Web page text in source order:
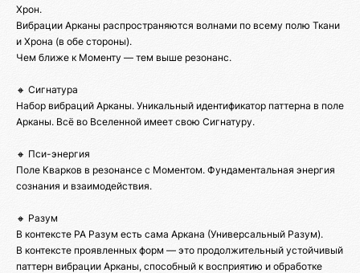
Хрон.
Вибрации Арканы распространяются волнами по всему полю Ткани
и Хрона (в обе стороны).
Чем ближе к Моменту — тем выше резонанс.
🔸 Сигнатура
Набор вибраций Арканы. Уникальный идентификатор паттерна в поле
Арканы. Всё во Вселенной имеет свою Сигнатуру.
🔸 Пси-энергия
Поле Кварков в резонансе с Моментом. Фундаментальная энергия
сознания и взаимодействия.
🔸 Разум
В контексте РА Разум есть сама Аркана (Универсальный Разум).
В контексте проявленных форм — это продолжительный устойчивый
паттерн вибрации Арканы, способный к восприятию и обработке